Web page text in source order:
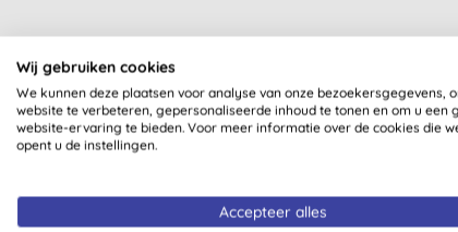
Wij gebruiken cookies
We kunnen deze plaatsen voor analyse van onze bezoekersgegevens,
website te verbeteren, gepersonaliseerde inhoud te tonen en om u een
website-ervaring te bieden. Voor meer informatie over de cookies die
opent u de instellingen.
Accepteer alles